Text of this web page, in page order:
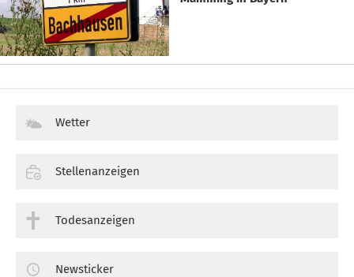
Wetter
Stellenanzeigen
Todesanzeigen
Newsticker